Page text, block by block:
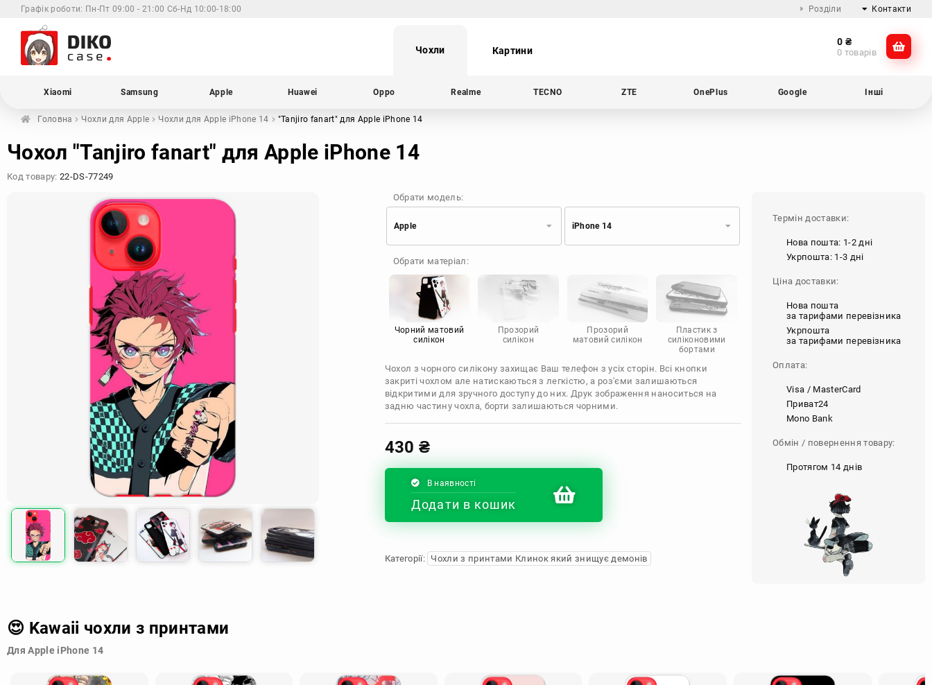
Графік роботи: Пн-Пт 09:00 - 21:00 Сб-Нд 10:00-18:00 Розділи Контакти
@dikocase
Чохли Картини
0 ₴
0 товарів
Xiaomi Samsung Apple Huawei Oppo Realme TECNO ZTE OnePlus Google Інші
Головна Чохли для Apple Чохли для Apple iPhone 14 "Tanjiro fanart" для Apple iPhone 14
Чохол "Tanjiro fanart" для Apple iPhone 14
Код товару: 22-DS-77249
Обрати модель:
Apple
Samsung
Apple
Oppo
Realme
OnePlus
Google
Doogee
Motorola
iPhone 14
Обрати матеріал:
Чорний матовий
силікон
Прозорий
силікон
Прозорий
матовий силікон
Пластик з
силіконовими
бортами
Чохол з чорного силікону захищає Ваш телефон з усіх сторін. Всі кнопки
закриті чохлом але натискаються з легкістю, а роз'єми залишаються
відкритими для зручного доступу до них. Друк зображення наноситься на
задню частину чохла, борти залишаються чорними.
430 ₴
В наявності
Додати в кошик
Категорії: Чохли з принтами Клинок який знищує демонів
Термін доставки:
Нова пошта: 1-2 дні
Укрпошта: 1-3 дні
Ціна доставки:
Нова пошта
за тарифами перевізника
Укрпошта
за тарифами перевізника
Оплата:
Visa / MasterCard
Приват24
Mono Bank
Обмін / повернення товару:
Протягом 14 днів
😍 Kawaii чохли з принтами
Для Apple iPhone 14